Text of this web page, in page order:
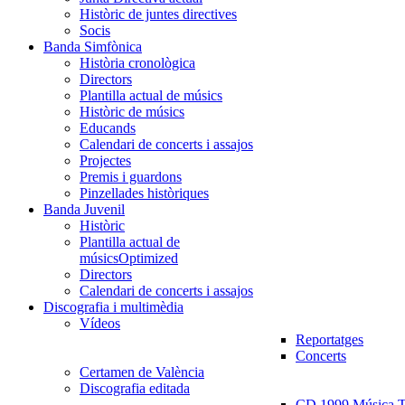
Històric de juntes directives
Socis
Banda Simfònica
Història cronològica
Directors
Plantilla actual de músics
Històric de músics
Educands
Calendari de concerts i assajos
Projectes
Premis i guardons
Pinzellades històriques
Banda Juvenil
Històric
Plantilla actual de
músicsOptimized
Directors
Calendari de concerts i assajos
Discografia i multimèdia
Vídeos
Reportatges
Concerts
Certamen de València
Discografia editada